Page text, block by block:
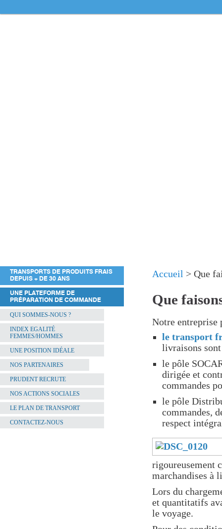
Accueil > Que
Que
Notre entreprise
le transport
livraisons
le pôle
dirigée et
commandes
le pôle
commandes,
respect
rigoureusement
marchandises à
Lors du
et quantitatifs
le voyage.
TRANSPORTS DE PRODUITS FRAIS
DEPUIS + DE 30 ANS
UNE PLATEFORME DE
PRÉPARATION DE COMMANDE
QUI SOMMES-NOUS ?
INDEX EGALITÉ
FEMMES/HOMMES
UNE POSITION IDÉALE
NOS PARTENAIRES
PRUDENT RECRUTE
NOS ACTIONS SOCIALES
LE PLAN DE TRANSPORT
CONTACTEZ-NOUS